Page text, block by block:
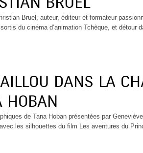
Bruel, auteur, éditeur et formateur
du cinéma d’animation Tchèque, et détour
DANS LA
HOBAN
de Tana Hoban présentées par
les silhouettes du film Les aventures du